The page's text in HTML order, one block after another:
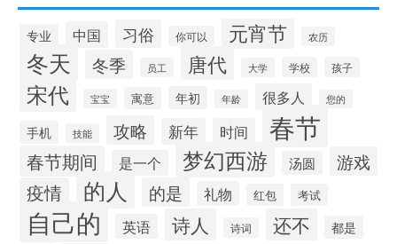
专业 中国 习俗 你可以 元宵节 农历
冬天 冬季 员工 唐代 大学 学校 孩子
宋代 宝宝 寓意 年初 年龄 很多人 您的
手机 技能 攻略 新年 时间 春节
春节期间 是一个 梦幻西游 汤圆 游戏
疫情 的人 的是 礼物 红包 考试
自己的 英语 诗人 诗词 还不 都是